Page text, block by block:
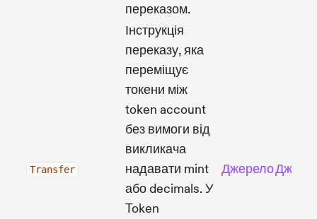
переказом.
Transfer
Інструкція
переказу, яка
переміщує
токени між
token account
без вимоги від
викликача
надавати mint
або decimals. У
Token
Джерело